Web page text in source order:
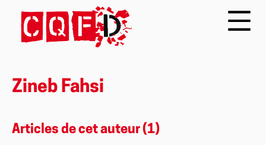
Zineb Fahsi
Articles de cet auteur (1)